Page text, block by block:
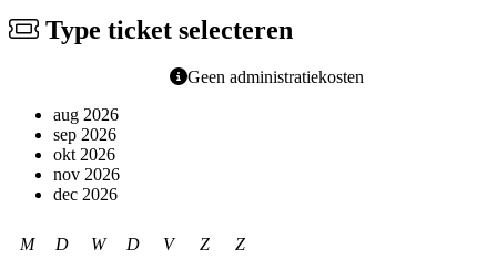
Type ticket selecteren
Geen administratiekosten
aug 2026
sep 2026
okt 2026
nov 2026
dec 2026
M D W D V Z
Z